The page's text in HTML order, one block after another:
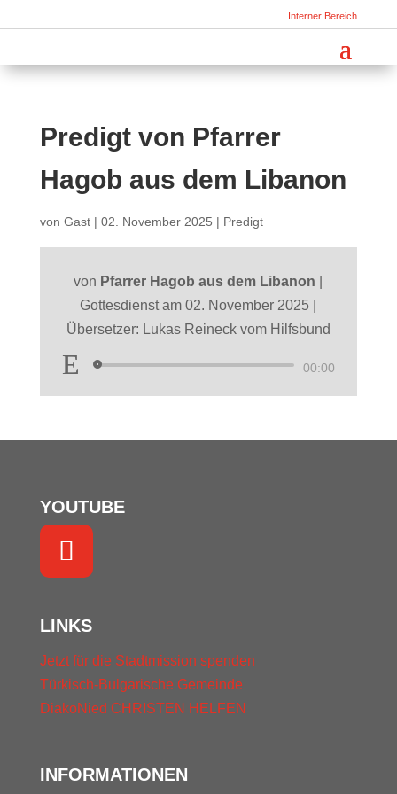
Interner Bereich
Predigt von Pfarrer
Hagob aus dem Libanon
von Gast| 02. November 2025 | Predigt
von Pfarrer Hagob aus dem Libanon
Gottesdienst am 02. November 2025 |
Übersetzer: Lukas Reineck vom Hilfsbund
Audio-
00:00
YOUTUBE
LINKS
Jetzt für die Stadtmission spenden
Türkisch-Bulgarische Gemeinde
DiakoNied CHRISTEN HELFEN
INFORMATIONEN